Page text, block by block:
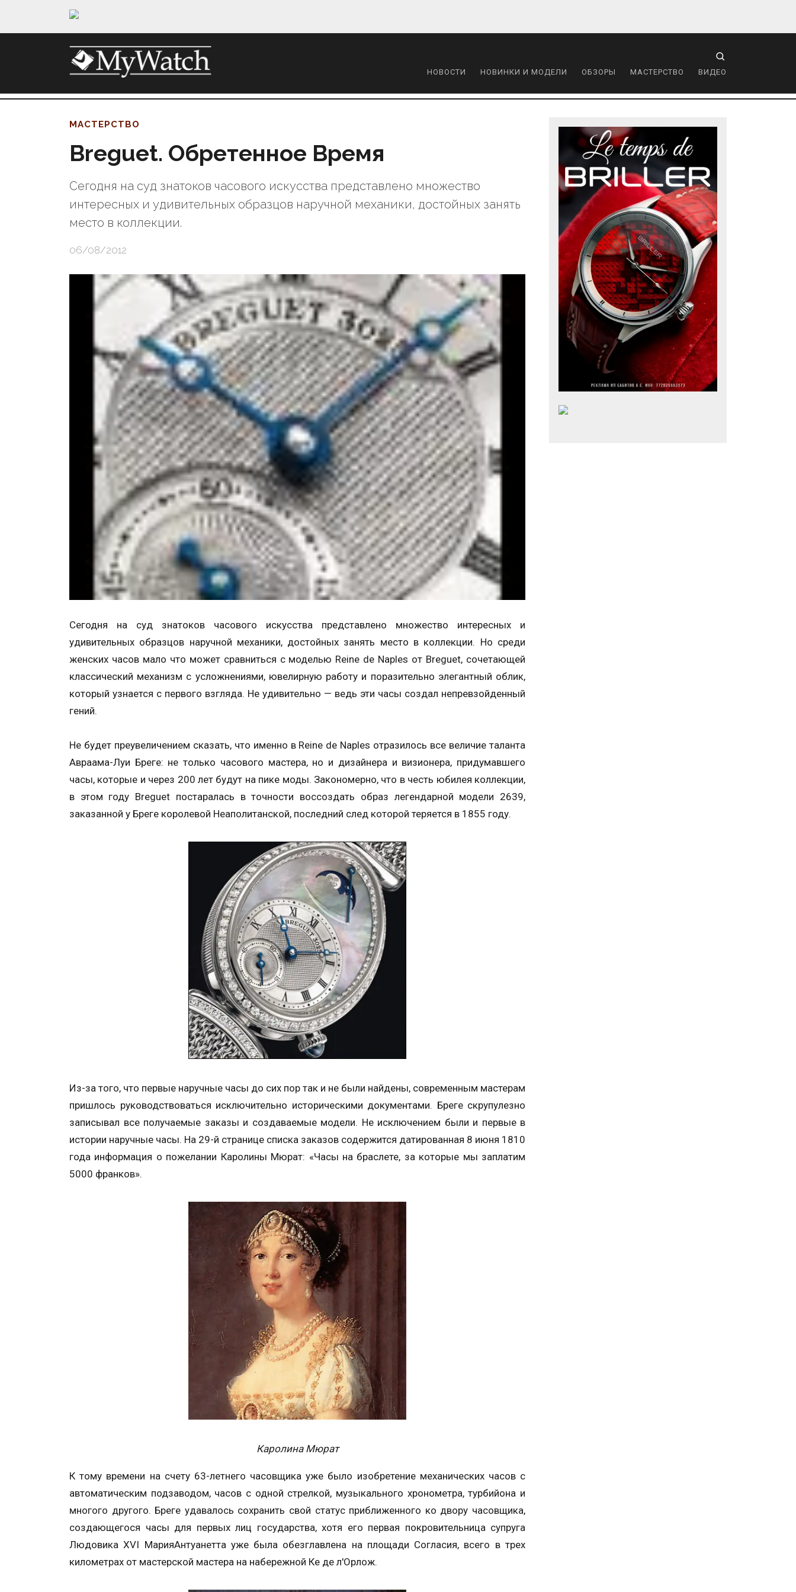
НОВОСТИ НОВИНКИ И МОДЕЛИ ОБЗОРЫ МАСТЕРСТВО ВИДЕО
МАСТЕРСТВО
Breguet. Обретенное Время
Сегодня на суд знатоков часового искусства представлено множество
интересных и удивительных образцов наручной механики, достойных занять
место в коллекции.
06/08/2012
Сегодня на суд знатоков часового искусства представлено множество интересных и
удивительных образцов наручной механики, достойных занять место в коллекции. Но среди
женских часов мало что может сравниться с моделью Reine de Naples от Breguet, сочетающей
классический механизм с усложнениями, ювелирную работу и поразительно элегантный облик,
который узнается с первого взгляда. Не удивительно — ведь эти часы создал непревзойденный
гений.
Не будет преувеличением сказать, что именно в Reine de Naples отразилось все величие таланта
Авраама-Луи Бреге: не только часового мастера, но и дизайнера и визионера, придумавшего
часы, которые и через 200 лет будут на пике моды. Закономерно, что в честь юбилея коллекции,
в этом году Breguet постаралась в точности воссоздать образ легендарной модели 2639,
заказанной у Бреге королевой Неаполитанской, последний след которой теряется в 1855 году.
Из-за того, что первые наручные часы до сих пор так и не были найдены, современным мастерам
пришлось руководствоваться исключительно историческими документами. Бреге скрупулезно
записывал все получаемые заказы и создаваемые модели. Не исключением были и первые в
истории наручные часы. На 29-й странице списка заказов содержится датированная 8 июня 1810
года информация о пожелании Каролины Мюрат: «Часы на браслете, за которые мы заплатим
5000 франков».
Каролина Мюрат
К тому времени на счету 63-летнего часовщика уже было изобретение механических часов с
автоматическим подзаводом, часов с одной стрелкой, музыкального хронометра, турбийона и
многого другого. Бреге удавалось сохранить свой статус приближенного ко двору часовщика,
создающегося часы для первых лиц государства, хотя его первая покровительница супруга
Людовика XVI МарияАнтуанетта уже была обезглавлена на площади Согласия, всего в трех
километрах от мастерской мастера на набережной Ке де л'Орлож.